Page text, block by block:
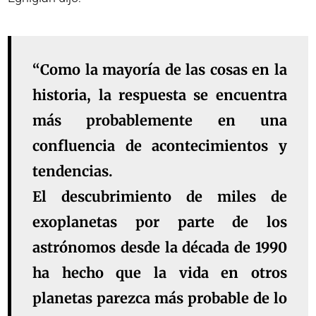
“Como la mayoría de las cosas en la
historia, la respuesta se encuentra
más probablemente en una
confluencia de acontecimientos y
tendencias.
El descubrimiento de miles de
exoplanetas por parte de los
astrónomos desde la década de 1990
ha hecho que la vida en otros
planetas parezca más probable de lo